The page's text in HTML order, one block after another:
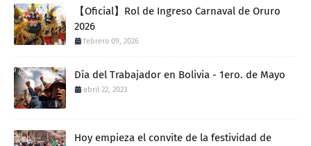
【Oficial】Rol de Ingreso Carnaval de Oruro
2026
febrero 09, 2026
Día del Trabajador en Bolivia - 1ero. de Mayo
abril 22, 2023
Hoy empieza el convite de la festividad de